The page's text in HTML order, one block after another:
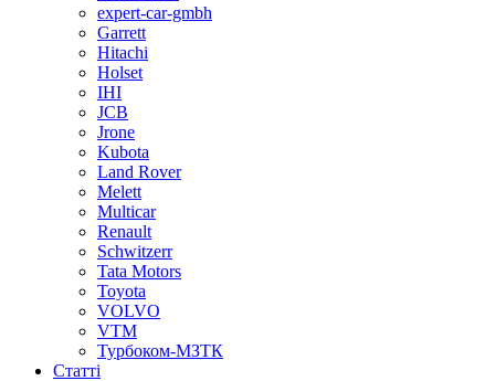
expert-car-gmbh
Garrett
Hitachi
Holset
IHI
JCB
Jrone
Kubota
Land Rover
Melett
Multicar
Renault
Schwitzerr
Tata Motors
Toyota
VOLVO
VTM
Турбоком-МЗТК
Статті